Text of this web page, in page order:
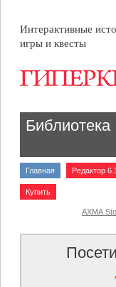
Интерактивные
игры и квесты
Библиотека
Главная Редактор 6.1
Купить
AXMA